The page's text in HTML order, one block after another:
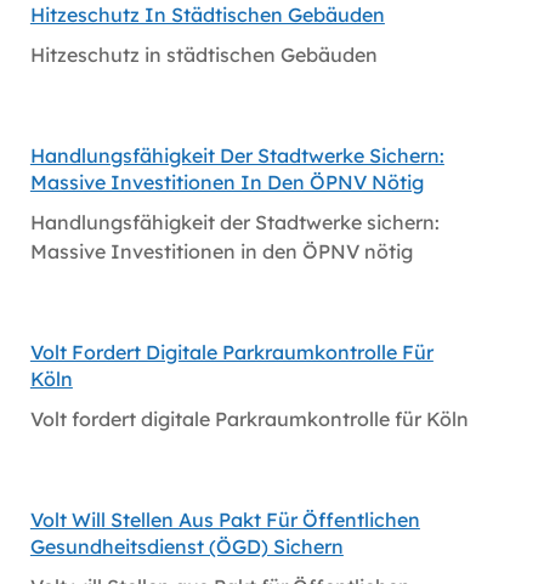
Hitzeschutz In Städtischen Gebäuden
Hitzeschutz in städtischen Gebäuden
Handlungsfähigkeit Der Stadtwerke Sichern:
Massive Investitionen In Den ÖPNV Nötig
Handlungsfähigkeit der Stadtwerke sichern:
Massive Investitionen in den ÖPNV nötig
Volt Fordert Digitale Parkraumkontrolle Für
Köln
Volt fordert digitale Parkraumkontrolle für Köln
Volt Will Stellen Aus Pakt Für Öffentlichen
Gesundheitsdienst (ÖGD) Sichern